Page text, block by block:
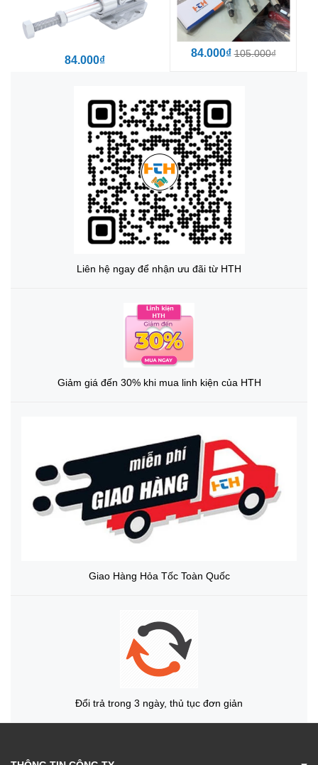
84.000₫
84.000₫105.000₫
Liên hệ ngay để nhận ưu đãi từ HTH
Giảm giá đến 30% khi mua linh kiện của HTH
Giao Hàng Hỏa Tốc Toàn Quốc
Đổi trả trong 3 ngày, thủ tục đơn giản